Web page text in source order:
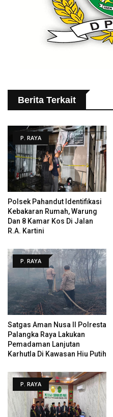
Berita Terkait
P. RAYA
Polsek Pahandut Identifikasi
Kebakaran Rumah, Warung
Dan 8 Kamar Kos Di Jalan
R.A. Kartini
P. RAYA
Satgas Aman Nusa II Polresta
Palangka Raya Lakukan
Pemadaman Lanjutan
Karhutla Di Kawasan Hiu Putih
P. RAYA